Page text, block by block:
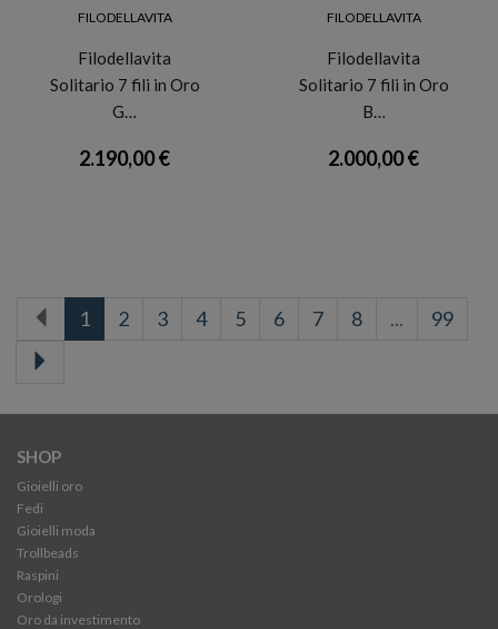
FILODELLAVITA
Filodellavita
Solitario 7 fili in Oro
G…
2.190,00 €
FILODELLAVITA
Filodellavita
Solitario 7 fili in Oro
B…
2.000,00 €
1 2 3 4 5 6 7 8 ... 99
SHOP
Gioielli oro
Fedi
Gioielli moda
Trollbeads
Raspini
Orologi
Oro da investimento